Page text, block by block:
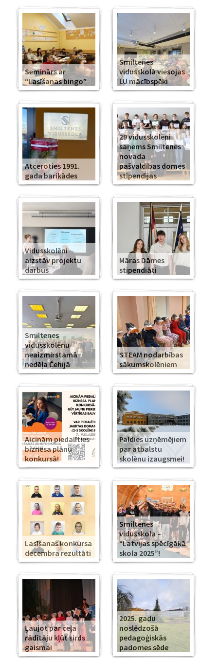
Seminārs ar
“Lasīšanas bingo”
Smiltenes
vidusskolā viesojas
LU mācībspēki
Atceroties 1991.
gada barikādes
29 vidusskolēni
saņems Smiltenes
novada
pašvaldības domes
stipendijas
Vidusskolēni
aizstāv projektu
darbus
Māras Dāmes
stipendiāti
Smiltenes
vidusskolēnu
neaizmirstamā
nedēļa Čehijā
STEAM nodarbības
sākumskolēniem
Aicinām piedalīties
biznesa plānu
konkursā!
Paldies uzņēmējiem
par atbalstu
skolēnu izaugsmei!
Lasīšanas konkursa
decembra rezultāti
Smiltenes
vidusskola –
“Latvijas spēcīgākā
skola 2025”!
Ļaujot par ceļa
rādītāju kļūt sirds
gaismai
2025. gadu
noslēdzošā
pedagoģiskās
padomes sēde